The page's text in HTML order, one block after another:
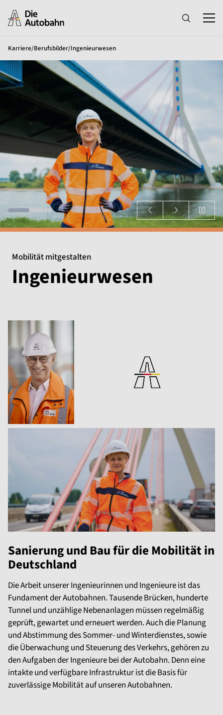
Karriere/Berufsbilder/Ingenieurwesen
Mobilität mitgestalten
Ingenieurwesen
Sanierung und Bau für die Mobilität in
Deutschland
Die Arbeit unserer Ingenieurinnen und Ingenieure ist das
Fundament der Autobahnen. Tausende Brücken, hunderte
Tunnel und unzählige Nebenanlagen müssen regelmäßig
geprüft, gewartet und erneuert werden. Auch die Planung
und Abstimmung des Sommer- und Winterdienstes, sowie
die Überwachung und Steuerung des Verkehrs, gehören zu
den Aufgaben der Ingenieure bei der Autobahn. Denn eine
intakte und verfügbare Infrastruktur ist die Basis für
zuverlässige Mobilität auf unseren Autobahnen.